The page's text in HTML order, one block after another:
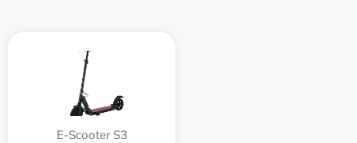
E-Scooter S3